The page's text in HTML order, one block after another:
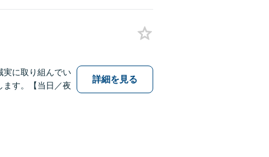
実に取り組んでい
ます。【当日／夜
詳細を見る